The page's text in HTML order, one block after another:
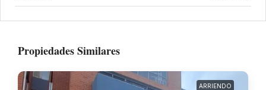
Propiedades Similares
ARRIENDO